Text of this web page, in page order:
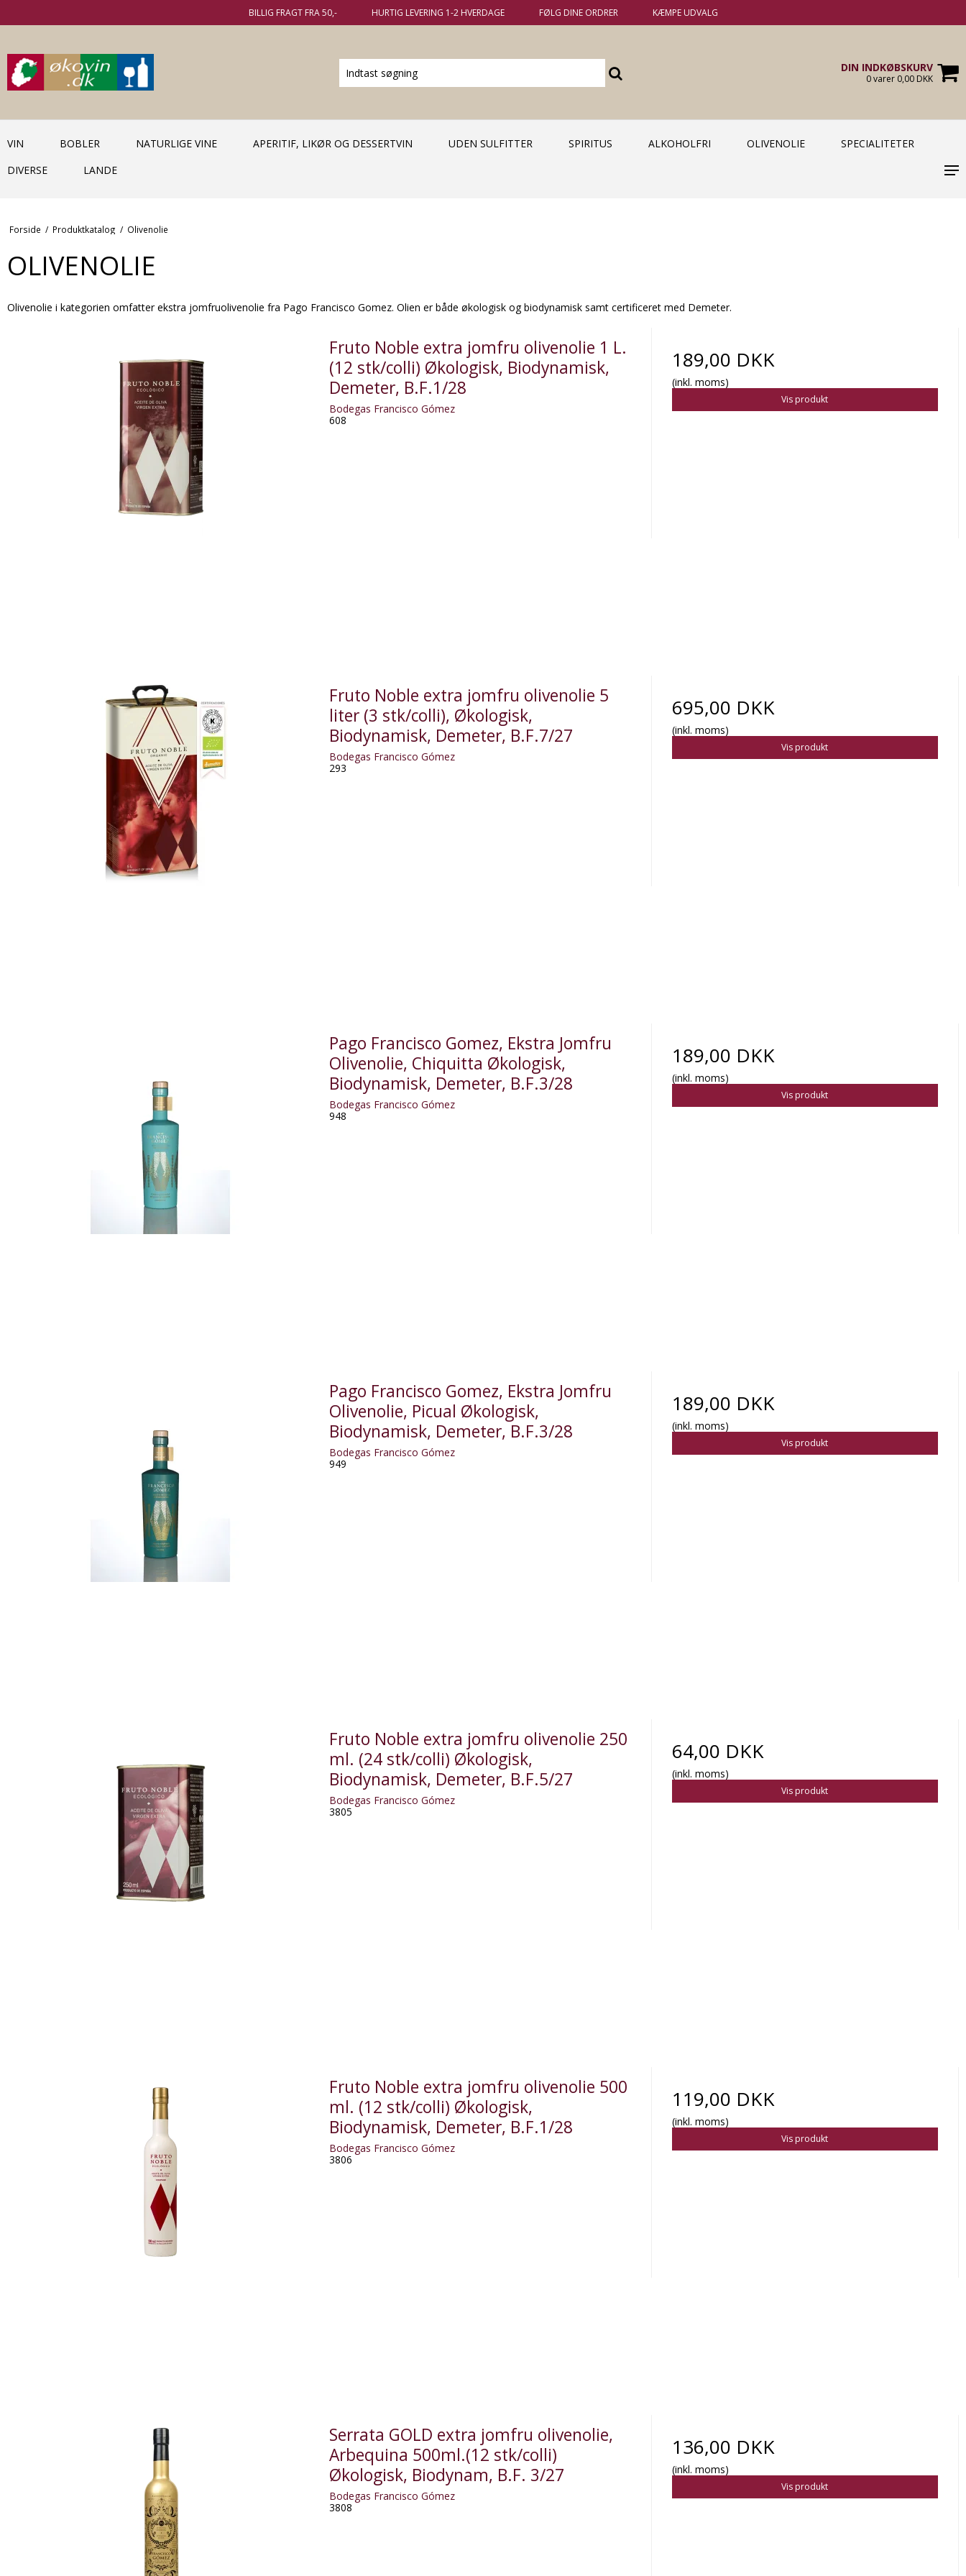
BILLIG FRAGT FRA 50,- HURTIG LEVERING 1-2 HVERDAGE FØLG DINE ORDRER KÆMPE UDVALG
DIN INDKØBSKURV
0 varer 0,00 DKK
VIN BOBLER NATURLIGE VINE APERITIF, LIKØR OG DESSERTVIN UDEN SULFITTER SPIRITUS ALKOHOLFRI OLIVENOLIE
SPECIALITETER
DIVERSE
LANDE
Forside / Produktkatalog / Olivenolie
OLIVENOLIE
Olivenolie i kategorien omfatter ekstra jomfruolivenolie fra Pago Francisco Gomez. Olien er både økologisk og biodynamisk samt certificeret med Demeter.
Fruto Noble extra jomfru olivenolie 1 L.
(12 stk/colli) Økologisk, Biodynamisk,
Demeter, B.F.1/28
Bodegas Francisco Gómez
608
189,00 DKK
(inkl. moms)
Vis produkt
Fruto Noble extra jomfru olivenolie 5
liter (3 stk/colli), Økologisk,
Biodynamisk, Demeter, B.F.7/27
Bodegas Francisco Gómez
293
695,00 DKK
(inkl. moms)
Vis produkt
Pago Francisco Gomez, Ekstra Jomfru
Olivenolie, Chiquitta Økologisk,
Biodynamisk, Demeter, B.F.3/28
Bodegas Francisco Gómez
948
189,00 DKK
(inkl. moms)
Vis produkt
Pago Francisco Gomez, Ekstra Jomfru
Olivenolie, Picual Økologisk,
Biodynamisk, Demeter, B.F.3/28
Bodegas Francisco Gómez
949
189,00 DKK
(inkl. moms)
Vis produkt
Fruto Noble extra jomfru olivenolie 250
ml. (24 stk/colli) Økologisk,
Biodynamisk, Demeter, B.F.5/27
Bodegas Francisco Gómez
3805
64,00 DKK
(inkl. moms)
Vis produkt
Fruto Noble extra jomfru olivenolie 500
ml. (12 stk/colli) Økologisk,
Biodynamisk, Demeter, B.F.1/28
Bodegas Francisco Gómez
3806
119,00 DKK
(inkl. moms)
Vis produkt
Serrata GOLD extra jomfru olivenolie,
Arbequina 500ml.(12 stk/colli)
Økologisk, Biodynam, B.F. 3/27
Bodegas Francisco Gómez
3808
136,00 DKK
(inkl. moms)
Vis produkt